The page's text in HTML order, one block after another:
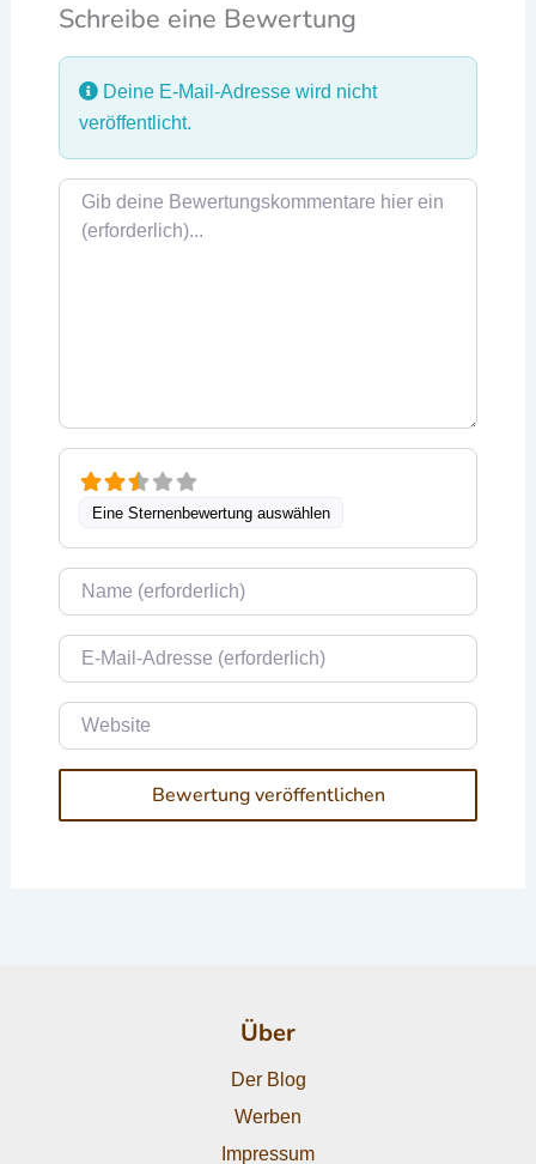
Schreibe eine Bewertung
Deine E-Mail-Adresse wird nicht
veröffentlicht.
Rezensionstext
Eine Sternenbewertung auswählen
Name
E-Mail
Website
Über
Der Blog
Werben
Impressum